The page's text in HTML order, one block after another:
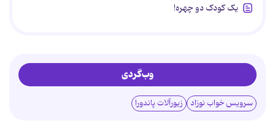
یک کودک دو چهره!
وب‌گردی
سرویس خواب نوزاد زیورآلات پاندورا